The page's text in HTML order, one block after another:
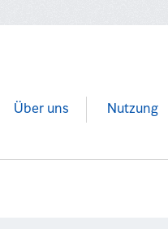
Über uns Nutzung